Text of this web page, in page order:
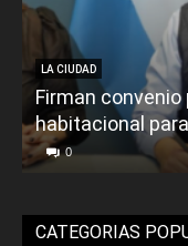
LA CIUDAD
Firman
habitacional
0
CATEGORIAS